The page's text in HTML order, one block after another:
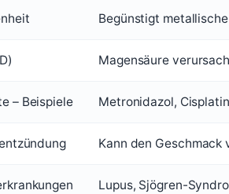
Begünstigt
Magensäure
– Beispiele Metronidazol,
Kann den
Lupus, Sjögren-